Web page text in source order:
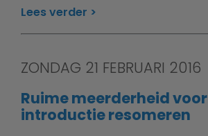
Lees verder
ZONDAG 21 FEBRUARI 2016
Ruime meerderheid voor
introductie resomeren